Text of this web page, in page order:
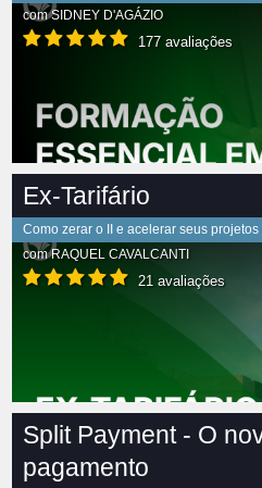
comSIDNEY D'AGÁZIO
177 avaliações
Ex-Tarifário
Como zerar o II e acelerar seus projetos
comRAQUEL CAVALCANTI
21 avaliações
Split Payment - O
pagamento